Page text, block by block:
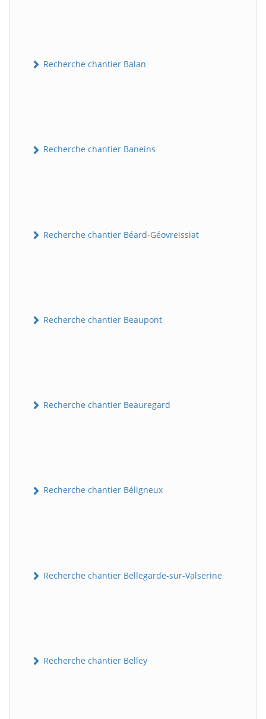
Recherche chantier Balan
Recherche chantier Baneins
Recherche chantier Béard-Géovreissiat
Recherche chantier Beaupont
Recherche chantier Beauregard
Recherche chantier Béligneux
Recherche chantier Bellegarde-sur-Valserine
Recherche chantier Belley